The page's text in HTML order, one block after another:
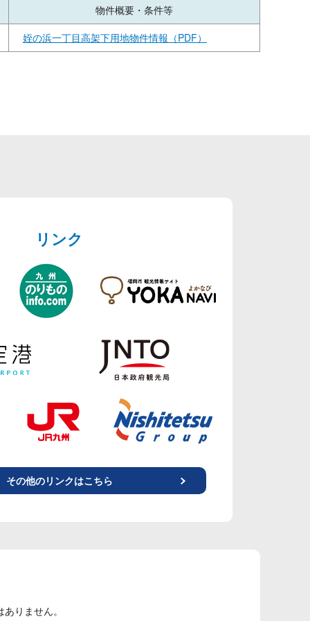
物件概要・条件等
姪の浜一丁目高架下用地物件情報（PDF）
リンク
その他のリンクはこちら
りません。